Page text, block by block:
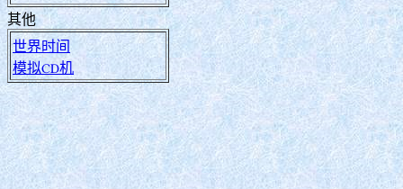
其他
世界时间
模拟CD机